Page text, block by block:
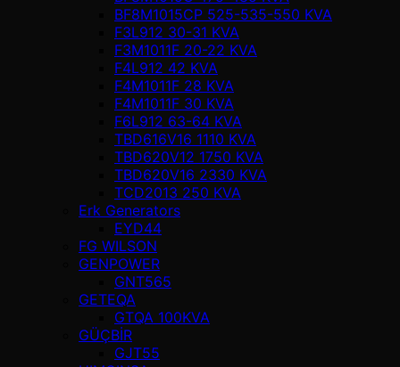
BF8M1015CP 525-535-550 KVA
F3L912 30-31 KVA
F3M1011F 20-22 KVA
F4L912 42 KVA
F4M1011F 28 KVA
F4M1011F 30 KVA
F6L912 63-64 KVA
TBD616V16 1110 KVA
TBD620V12 1750 KVA
TBD620V16 2330 KVA
TCD2013 250 KVA
Erk Generators
EYD44
FG WILSON
GENPOWER
GNT565
GETEQA
GTQA 100KVA
GÜÇBİR
GJT55